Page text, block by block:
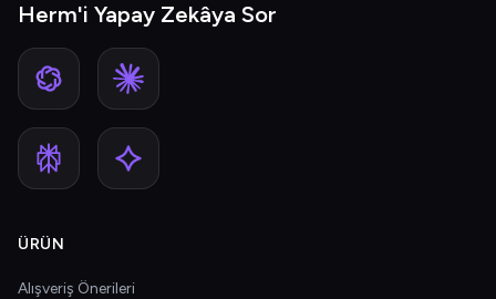
Herm'i Yapay Zekâya Sor
ÜRÜN
Alışveriş Önerileri